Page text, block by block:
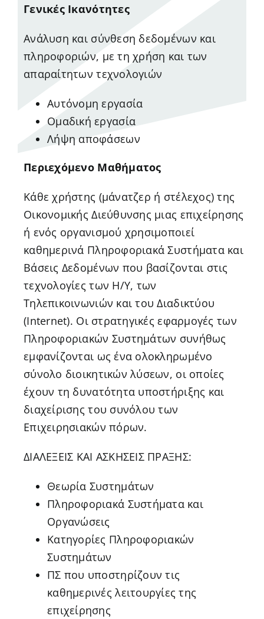
Γενικές Ικανότητες
Ανάλυση και σύνθεση δεδομένων και
πληροφοριών, με τη χρήση και των
απαραίτητων τεχνολογιών
Αυτόνομη εργασία
Ομαδική εργασία
Λήψη αποφάσεων
Περιεχόμενο Μαθήματος
Κάθε χρήστης (μάνατζερ ή στέλεχος) της
Οικονομικής Διεύθυνσης μιας επιχείρησης
ή ενός οργανισμού χρησιμοποιεί
καθημερινά Πληροφοριακά Συστήματα και
Βάσεις Δεδομένων που βασίζονται στις
τεχνολογίες των Η/Υ, των
Τηλεπικοινωνιών και του Διαδικτύου
(Internet). Οι στρατηγικές εφαρμογές των
Πληροφοριακών Συστημάτων συνήθως
εμφανίζονται ως ένα ολοκληρωμένο
σύνολο διοικητικών λύσεων, οι οποίες
έχουν τη δυνατότητα υποστήριξης και
διαχείρισης του συνόλου των
Επιχειρησιακών πόρων.
ΔΙΑΛΕΞΕΙΣ ΚΑΙ ΑΣΚΗΣΕΙΣ ΠΡΑΞΗΣ:
Θεωρία Συστημάτων
Πληροφοριακά Συστήματα και
Οργανώσεις
Κατηγορίες Πληροφοριακών
Συστημάτων
ΠΣ που υποστηρίζουν τις
καθημερινές λειτουργίες της
επιχείρησης